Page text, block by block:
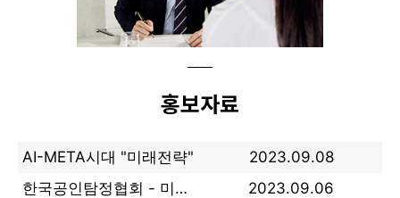
홍보자료
AI-META시대 "미래전략"
2023.09.08
한국공인탐정협회 - 미쉘원 홀딩스(주) NFT 업무제휴(MOU) 협약식
2023.09.06